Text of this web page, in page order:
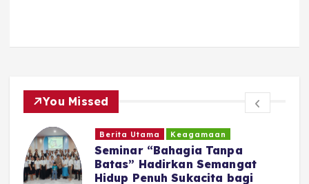
You Missed
Daerah Politik
Bupati Tapanuli Utara Lantik 23
Pejabat di Lingkungan
Pemerintah Kabupaten Tapanuli